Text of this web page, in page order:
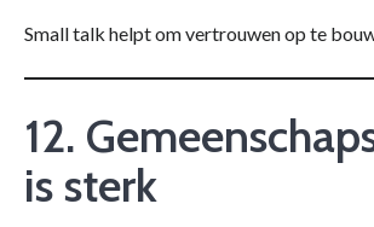
Small talk helpt om vertrouwen op te
12.
is sterk